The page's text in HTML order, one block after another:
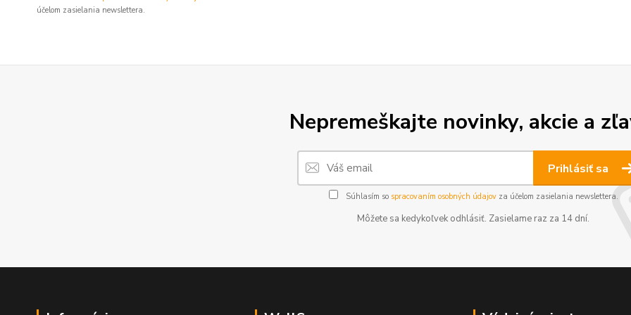
účelom zasielania newslettera.
Nepremeškajte novinky, akcie a
Prihlásiť sa
Súhlasím so spracovaním osobných údajovza účelom zasielania newslettera.
Môžete sa kedykoľvek odhlásiť. Zasielame raz za 14 dní.